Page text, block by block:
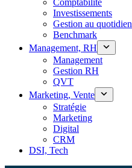
Comptabilité
Investissements
Gestion au quotidien
Benchmark
Management, RH
Management
Gestion RH
QVT
Marketing, Vente
Stratégie
Marketing
Digital
CRM
DSI, Tech